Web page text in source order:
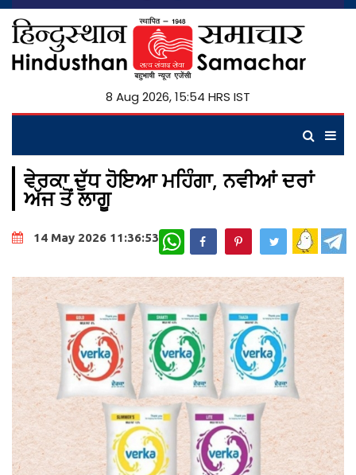
8 Aug 2026, 15:54 HRS IST
ਵੇਰਕਾ ਦੁੱਧ ਹੋਇਆ ਮਹਿੰਗਾ, ਨਵੀਆਂ ਦਰਾਂ
ਅੱਜ ਤੋਂ ਲਾਗੂ
14 May 2026 11:36:53 WhatsApp